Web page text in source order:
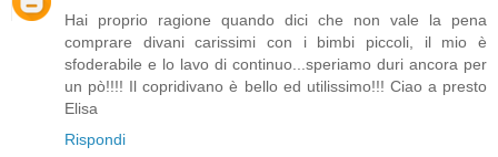
Hai proprio ragione quando dici che non vale la pena
comprare divani carissimi con i bimbi piccoli, il mio è
sfoderabile e lo lavo di continuo...speriamo duri ancora per
un pò!!!! Il copridivano è bello ed utilissimo!!! Ciao a presto
Elisa
Rispondi